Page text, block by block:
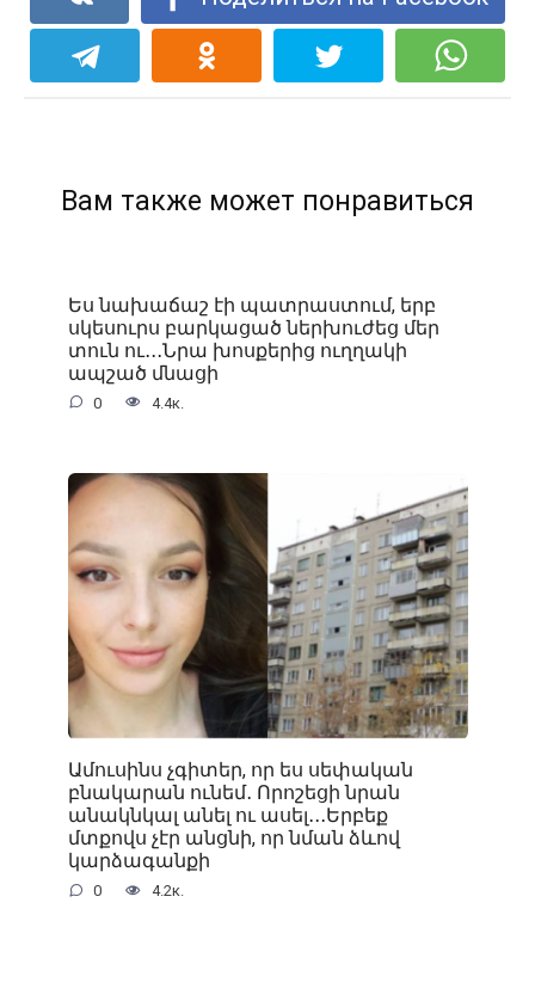
Вам также может понравиться
Ես նախաճաշ էի պատրաստում, երբ
սկեսուրս բարկացած ներխուժեց մեր
տուն ու․․․Նրա խոսքերից ուղղակի
ապշած մնացի
0 4.4к.
Ամուսինս չգիտեր, որ ես սեփական
բնակարան ունեմ․ Որոշեցի նրան
անակնկալ անել ու ասել․․․Երբեք
մտքովս չէր անցնի, որ նման ձևով
կարձագանքի
0 4.2к.